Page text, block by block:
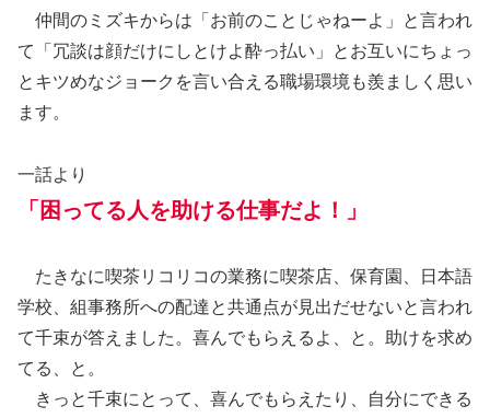
仲間のミズキからは「お前のことじゃねーよ」と言われ
て「冗談は顔だけにしとけよ酔っ払い」とお互いにちょっ
とキツめなジョークを言い合える職場環境も羨ましく思い
ます。
一話より
「困ってる人を助ける仕事だよ！」
たきなに喫茶リコリコの業務に喫茶店、保育園、日本語
学校、組事務所への配達と共通点が見出だせないと言われ
て千束が答えました。喜んでもらえるよ、と。助けを求め
てる、と。
きっと千束にとって、喜んでもらえたり、自分にできる